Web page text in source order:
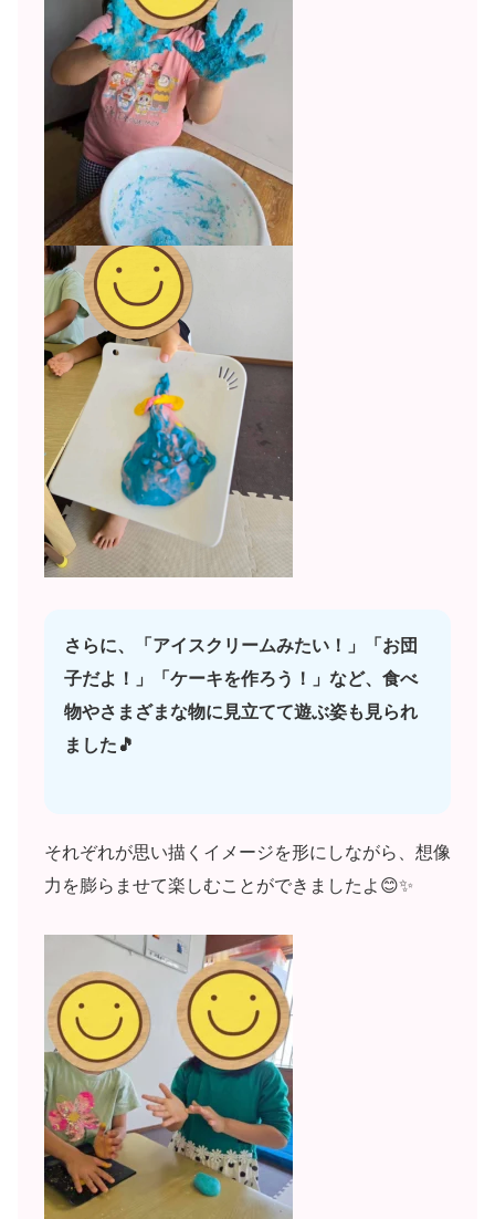
さらに、「アイスクリームみたい！」「お団
子だよ！」「ケーキを作ろう！」など、食べ
物やさまざまな物に見立てて遊ぶ姿も見られ
ました🎵
それぞれが思い描くイメージを形にしながら、想像
力を膨らませて楽しむことができましたよ😊✨